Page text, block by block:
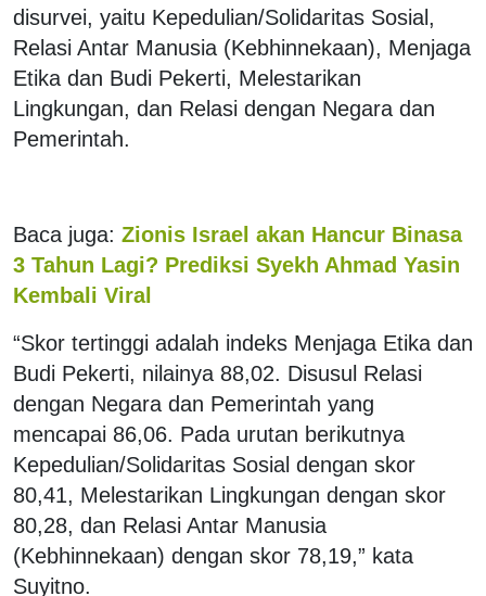
disurvei, yaitu Kepedulian/Solidaritas Sosial,
Relasi Antar Manusia (Kebhinnekaan), Menjaga
Etika dan Budi Pekerti, Melestarikan
Lingkungan, dan Relasi dengan Negara dan
Pemerintah.
Baca juga: Zionis Israel akan Hancur Binasa
3 Tahun Lagi? Prediksi Syekh Ahmad Yasin
Kembali Viral
“Skor tertinggi adalah indeks Menjaga Etika dan
Budi Pekerti, nilainya 88,02. Disusul Relasi
dengan Negara dan Pemerintah yang
mencapai 86,06. Pada urutan berikutnya
Kepedulian/Solidaritas Sosial dengan skor
80,41, Melestarikan Lingkungan dengan skor
80,28, dan Relasi Antar Manusia
(Kebhinnekaan) dengan skor 78,19,” kata
Suyitno.